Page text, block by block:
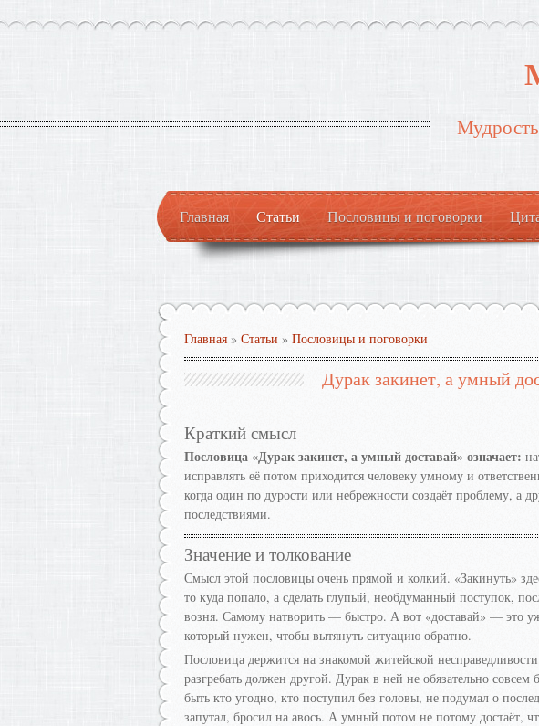
Главная Статьи Пословицы и поговорки
Главная » Статьи » Пословицы и поговорки
Дурак закинет, а умный
Краткий смысл
Пословица «Дурак закинет, а умный доставай» означает:
исправлять её потом приходится человеку умному и
когда один по дурости или небрежности создаёт проблему, а
последствиями.
Значение и толкование
Смысл этой пословицы очень прямой и колкий. «Закинуть»
то куда попало, а сделать глупый, необдуманный поступок,
возня. Самому натворить — быстро. А вот «доставай» — это
который нужен, чтобы вытянуть ситуацию обратно.
Пословица держится на знакомой житейской
разгребать должен другой. Дурак в ней не обязательно
быть кто угодно, кто поступил без головы, не подумал о
запутал, бросил на авось. А умный потом не потому достаёт,